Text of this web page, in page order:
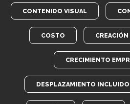
CONTENIDO VISUAL
COSTO
CRECIMIENTO
DESPLAZAMIENTO INCLUIDO